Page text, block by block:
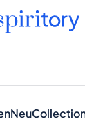
Neu